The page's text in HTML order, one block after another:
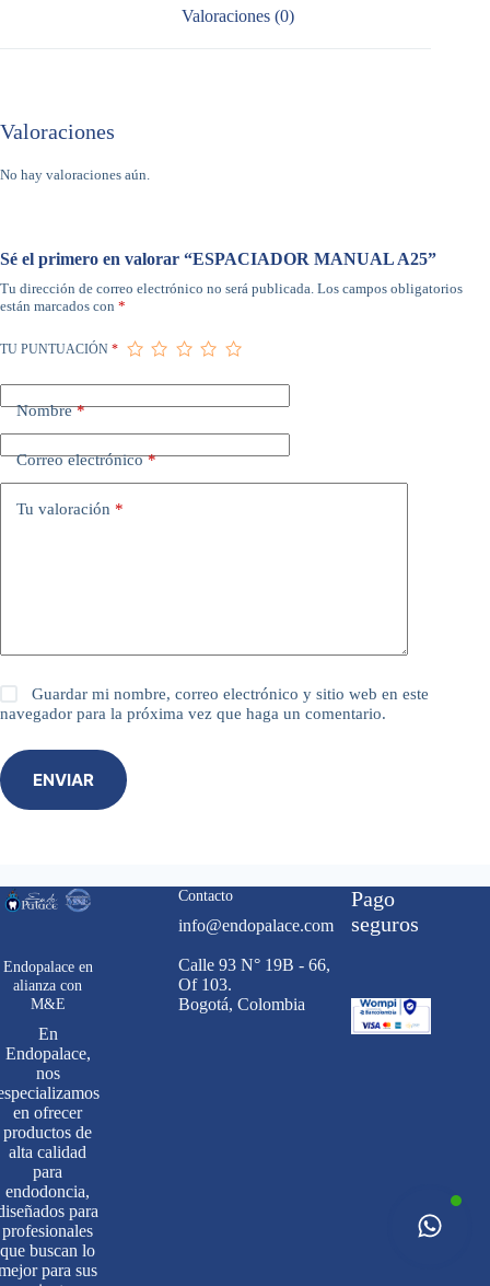
Valoraciones (0)
Valoraciones
No hay valoraciones aún.
Sé el primero en valorar “ESPACIADOR MANUAL A25”
Tu dirección de correo electrónico no será publicada. Los campos obligatorios
están marcados con *
TU PUNTUACIÓN *
Nombre*
Correo electrónico*
Tu valoración *
Guardar mi nombre, correo electrónico y sitio web en este
navegador para la próxima vez que haga un comentario.
ENVIAR
Endopalace en
alianza con
M&E
En
Endopalace,
nos
en ofrecer
productos de
alta calidad
para
endodoncia,
para
profesionales
que buscan lo
para sus
Contacto
info@endopalace.com
Calle 93 N° 19B - 66,
Of 103.
Bogotá, Colombia
Pago
seguros